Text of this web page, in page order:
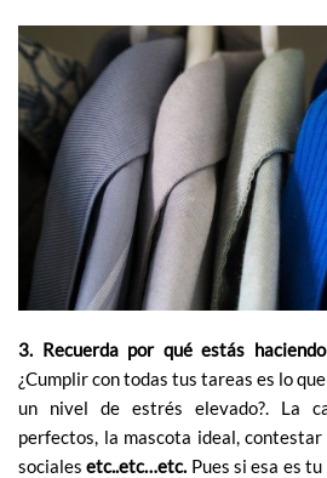
3. Recuerda por qué estás
¿Cumplir con todas tus tareas es lo
un nivel de estrés elevado?. La
perfectos, la mascota ideal,
sociales etc..etc…etc. Pues si esa es